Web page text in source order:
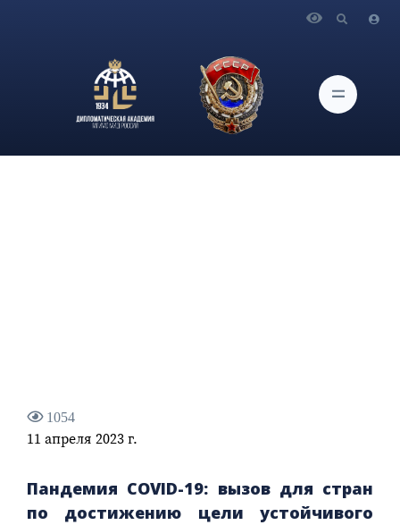
объединения «Мир после COVID-19», состоявшегося
Панченко Наталия Пандемия COVID-19: вызов для стран
по достижению цели устойчивого развития №3
1054
11 апреля 2023 г.
Пандемия COVID-19: вызов для стран
по достижению цели устойчивого